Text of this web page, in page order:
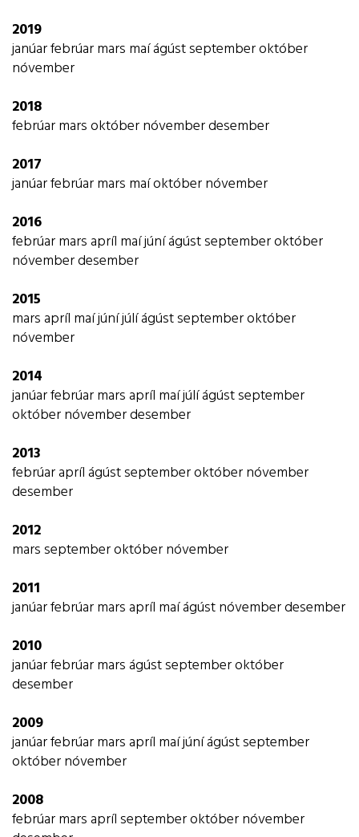
2019
janúarfebrúarmars maíágústseptemberoktóber
nóvember
2018
febrúarmarsoktóbernóvemberdesember
2017
janúarfebrúarmars maíoktóbernóvember
2016
febrúarmarsapríl maíjúníágústseptemberoktóber
nóvemberdesember
2015
marsapríl maíjúníjúlíágústseptemberoktóber
nóvember
2014
janúarfebrúarmarsapríl maíjúlíágústseptember
októbernóvemberdesember
2013
febrúaraprílágústseptemberoktóbernóvember
desember
2012
marsseptemberoktóbernóvember
2011
janúarfebrúarmarsapríl maíágústnóvemberdesember
2010
janúarfebrúarmarságústseptemberoktóber
desember
2009
janúarfebrúarmarsapríl maíjúníágústseptember
októbernóvember
2008
febrúarmarsaprílseptemberoktóbernóvember